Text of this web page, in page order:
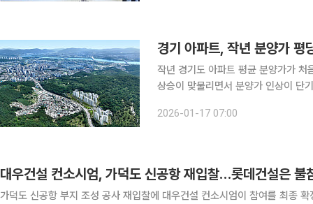
경기 아파트, 작년 분양가
작년 경기도 아파트 평균 분양가가
상승이 맞물리면서 분양가 인상이 단
1386만 원 △2022년 1575만 원
2026-01-17 07:00
대우건설 컨소시엄, 가덕도 신공항 재입찰…롯데건설은 불
가덕도 신공항 부지 조성 공사 재입찰에 대우건설 컨소시엄이 참여를 최종 확정했다. 16일 건설업계에 따르면 대우건설 컨